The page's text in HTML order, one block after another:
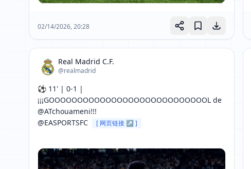
02/14/2026, 20:28
Real Madrid C.F.
@realmadrid
⚽ 11' | 0-1 |
¡¡¡GOOOOOOOOOOOOOOOOOOOOOOOOOOOOL de
@ATchouameni!!!
@EASPORTSFC
[ 网页链接 ↗ ]